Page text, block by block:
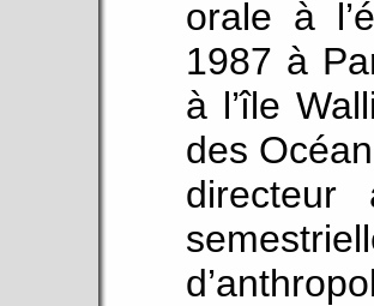
orale à
1987 à
à l’île
des